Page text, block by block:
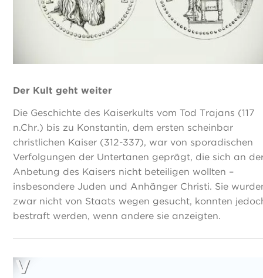
Der Kult geht weiter
Die Geschichte des Kaiserkults vom Tod Trajans (117
n.Chr.) bis zu Konstantin, dem ersten scheinbar
christlichen Kaiser (312-337), war von sporadischen
Verfolgungen der Untertanen geprägt, die sich an
Anbetung des Kaisers nicht beteiligen wollten –
insbesondere Juden und Anhänger Christi. Sie
zwar nicht von Staats wegen gesucht, konnten
bestraft werden, wenn andere sie anzeigten.